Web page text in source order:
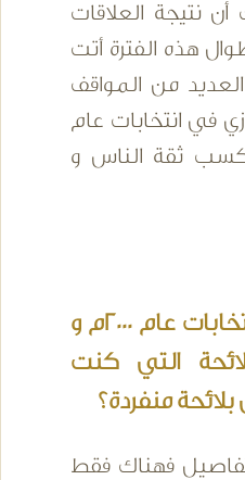
أن نتيجة العلاقات
هذه الفترة أتت
من المواقف
في انتخابات عام
أكسب ثقة الناس و
- أريد أن تحدثنا عن انتخابات عام 2000م و
التي كنت
منفردة؟
فهناك فقط